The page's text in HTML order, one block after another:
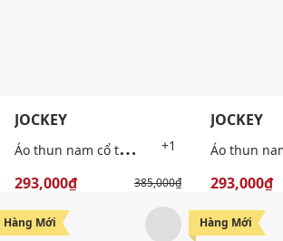
JOCKEY
Á
o thun nam cổ tròn tay ngắn +1
293,000₫ 385,000₫
JOCKEY
293,000₫
Hàng Mới
-47% Hàng Mới
-47%